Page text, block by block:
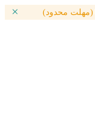
(مهلت محدود)